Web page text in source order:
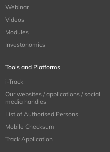
Webinar
Videos
Modules
Investonomics
Tools and Platforms
i-Track
Our websites / applications / social
media handles
List of Authorised Persons
Mobile Checksum
Track Application